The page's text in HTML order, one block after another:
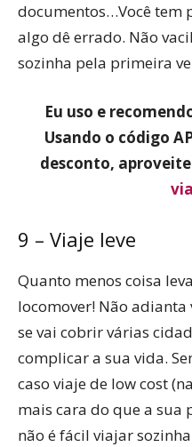
documentos…Você tem
algo dê errado. Não
sozinha pela primeira
Eu uso e
Usando o código
desconto,
9 – Viaje leve
Quanto menos coisa
locomover! Não
se vai cobrir várias
complicar a sua vida.
caso viaje de low cost
mais cara do que a sua
não é fácil viajar